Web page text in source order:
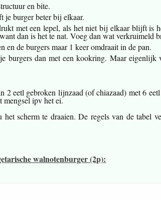
en bite.
je burger beter bij elkaar.
met een lepel, als het niet bij elkaar blijft is
dan is het te nat. Voeg dan wat verkruimeld
en de burgers maar 1 keer omdraait in de pan.
burgers dan met een kookring. Maar
2 eetl gebroken lijnzaad (of chiazaad) met 6
mengsel ipv het ei.
scherm te draaien. De regels van de tabel
walnotenburger (2p):